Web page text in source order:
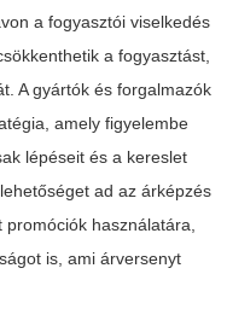
a fogyasztói viselkedés
a fogyasztást,
A gyártók és forgalmazók
amely figyelembe
lépéseit és a kereslet
ad az árképzés
használatára,
is, ami árversenyt